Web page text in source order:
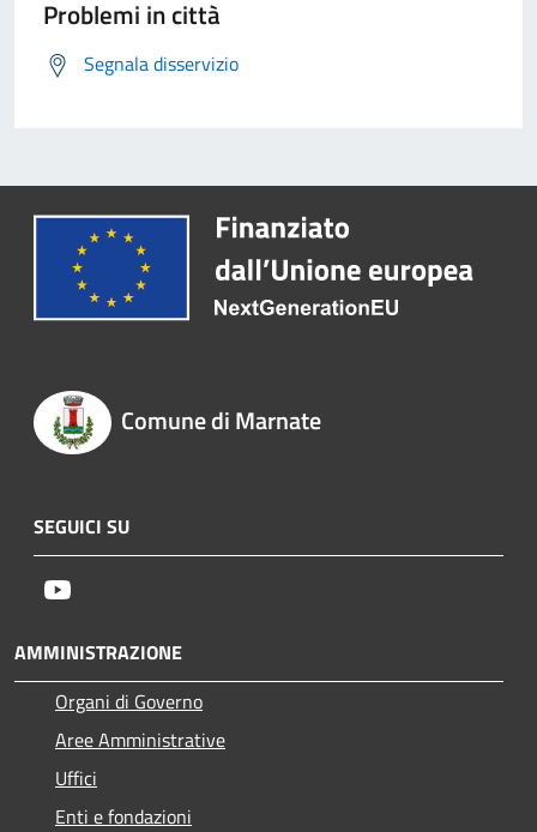
Problemi in città
Segnala disservizio
Comune di Marnate
SEGUICI SU
AMMINISTRAZIONE
Organi di Governo
Aree Amministrative
Uffici
Enti e fondazioni